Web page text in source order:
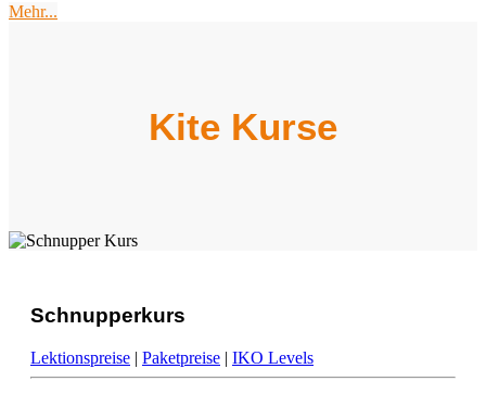
Mehr...
Kite Kurse
Schnupperkurs
Lektionspreise | Paketpreise | IKO Levels